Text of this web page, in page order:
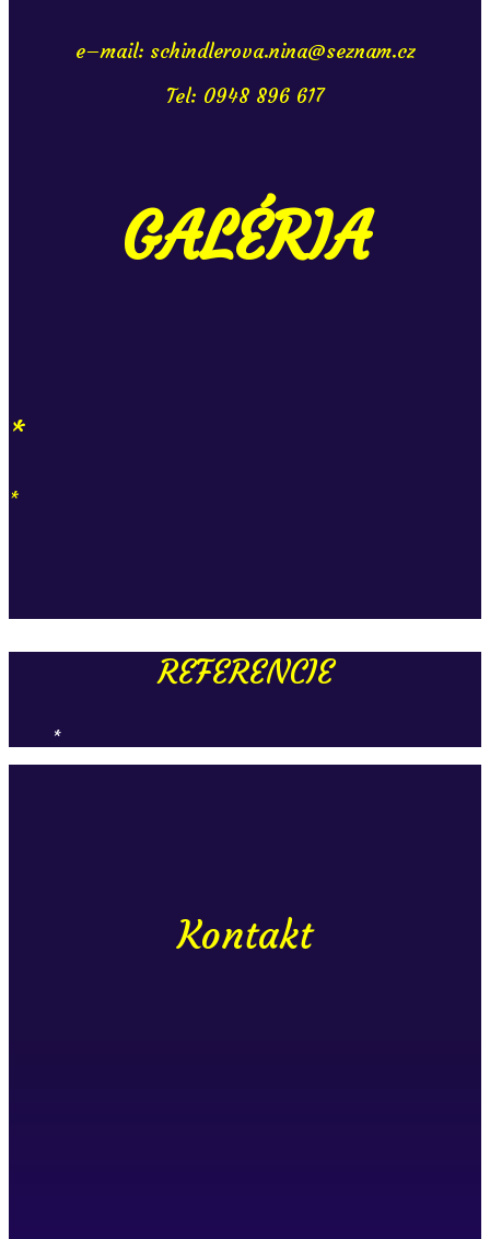
e–mail: schindlerova.nina@seznam.cz
Tel: 0948 896 617
GALÉRIA
*
*
REFERENCIE
*
Kontakt